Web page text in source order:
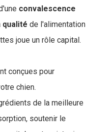
convalescence
qualité de l'alimentation
joue un rôle capital.
conçues pour
chien.
de la meilleure
soutenir le